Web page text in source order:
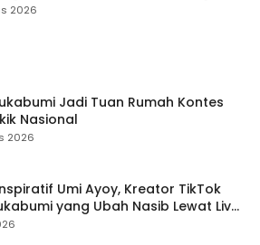
Sama
2026
Jadi Tuan Rumah Kontes
Nasional
2026
Umi Ayoy, Kreator TikTok
yang Ubah Nasib Lewat Live